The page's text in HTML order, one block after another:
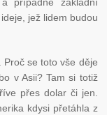
případně základní
jež lidem budou
se toto vše děje
v Asii? Tam si totiž
přes dolar či jen.
kdysi přetáhla z